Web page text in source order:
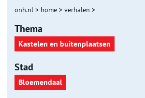
onh.nl > home > verhalen >
Thema
Kastelen en buitenplaatsen
Stad
Bloemendaal